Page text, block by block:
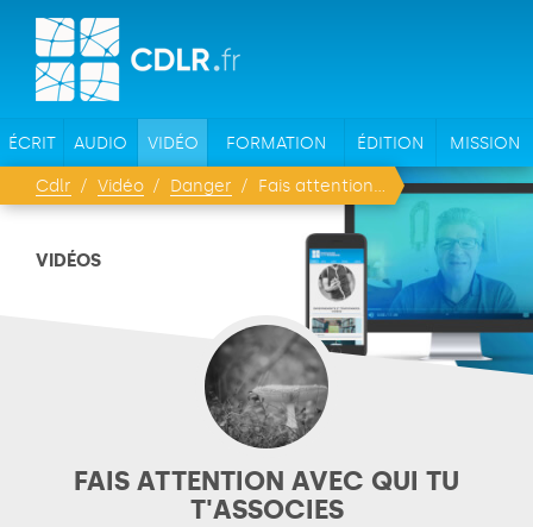
ÉCRIT AUDIO VIDÉO FORMATION ÉDITION MISSION
Cdlr Vidéo Danger Fais attention avec qui tu t'associes
VIDÉOS
FAIS ATTENTION AVEC QUI TU
T'ASSOCIES